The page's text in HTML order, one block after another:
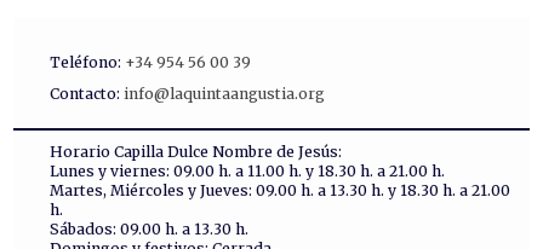
Teléfono: +34 954 56 00 39
Contacto: info@laquintaangustia.org
Horario Capilla Dulce Nombre de Jesús:
Lunes y viernes: 09.00 h. a 11.00 h. y 18.30 h. a 21.00 h.
Martes, Miércoles y Jueves: 09.00 h. a 13.30 h. y 18.30 h. a 21.00
h.
Sábados: 09.00 h. a 13.30 h.